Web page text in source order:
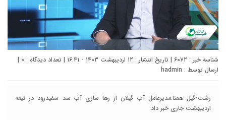
شناسه خبر : ۶۰۷۲ | تاریخ انتشار : ۱۲ اردیبهشت ۱۴۰۳ - ۱۶:۴۱ | تعداد دیدگاه : ۰ |
ارسال توسط : hadmin
رشت-گیل همتا:مدیرعامل آب گیلان از رها سازی آب سد سفیدرود در نیمه
اردیبهشت جاری خبر داد.